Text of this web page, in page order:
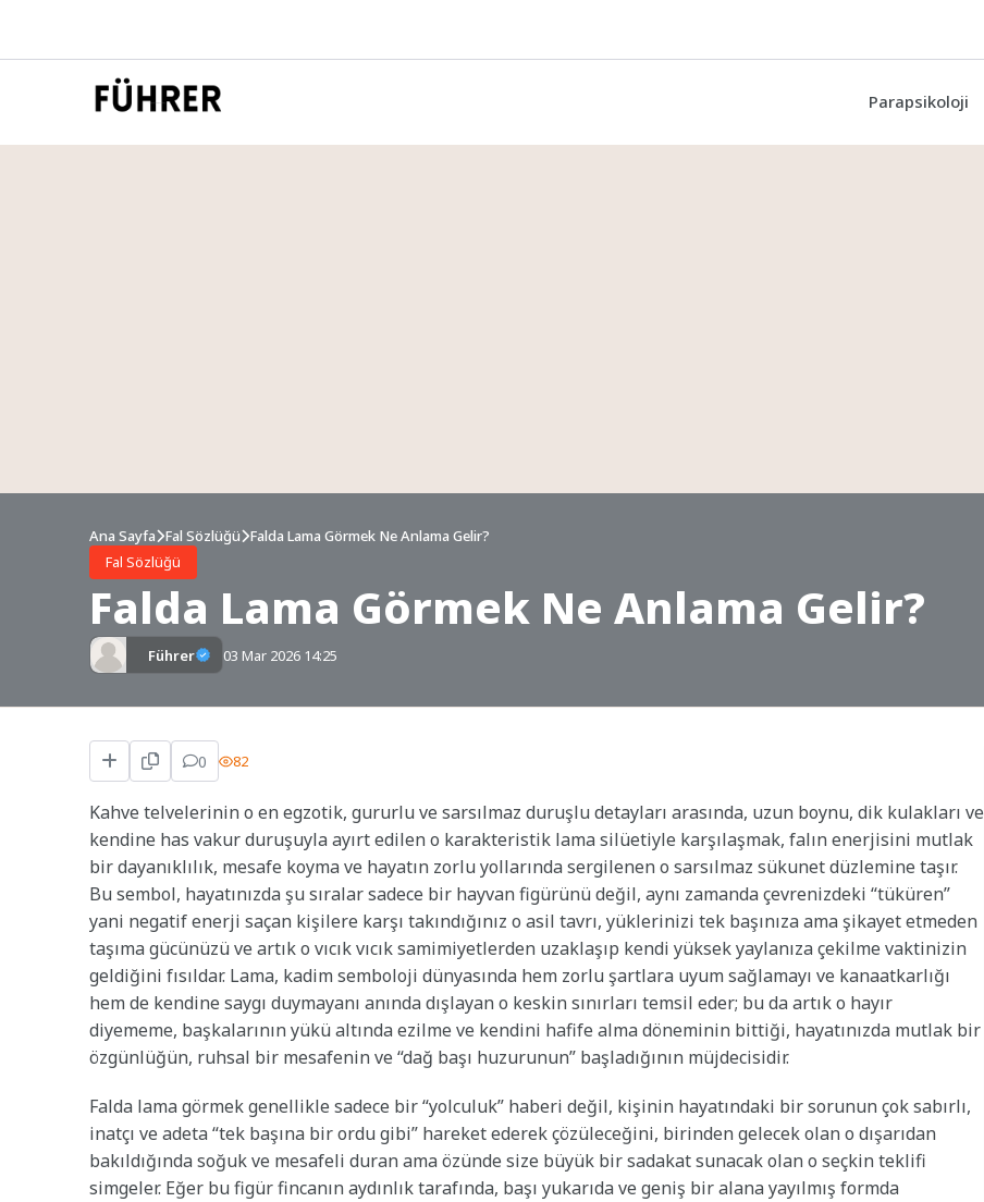
Parapsikoloji
Ana Sayfa Fal Sözlüğü Falda Lama Görmek Ne Anlama Gelir?
Fal Sözlüğü
Falda Lama Görmek Ne Anlama Gelir?
Führer 03 Mar 2026 14:25
0 82
Kahve telvelerinin o en egzotik, gururlu ve sarsılmaz duruşlu detayları arasında, uzun boynu, dik kulakları ve
kendine has vakur duruşuyla ayırt edilen o karakteristik lama silüetiyle karşılaşmak, falın enerjisini mutlak
bir dayanıklılık, mesafe koyma ve hayatın zorlu yollarında sergilenen o sarsılmaz sükunet düzlemine taşır.
Bu sembol, hayatınızda şu sıralar sadece bir hayvan figürünü değil, aynı zamanda çevrenizdeki “tüküren”
yani negatif enerji saçan kişilere karşı takındığınız o asil tavrı, yüklerinizi tek başınıza ama şikayet etmeden
taşıma gücünüzü ve artık o vıcık vıcık samimiyetlerden uzaklaşıp kendi yüksek yaylanıza çekilme vaktinizin
geldiğini fısıldar. Lama, kadim semboloji dünyasında hem zorlu şartlara uyum sağlamayı ve kanaatkarlığı
hem de kendine saygı duymayanı anında dışlayan o keskin sınırları temsil eder; bu da artık o hayır
diyememe, başkalarının yükü altında ezilme ve kendini hafife alma döneminin bittiği, hayatınızda mutlak bir
özgünlüğün, ruhsal bir mesafenin ve “dağ başı huzurunun” başladığının müjdecisidir.
Falda lama görmek genellikle sadece bir “yolculuk” haberi değil, kişinin hayatındaki bir sorunun çok sabırlı,
inatçı ve adeta “tek başına bir ordu gibi” hareket ederek çözüleceğini, birinden gelecek olan o dışarıdan
bakıldığında soğuk ve mesafeli duran ama özünde size büyük bir sadakat sunacak olan o seçkin teklifi
simgeler. Eğer bu figür fincanın aydınlık tarafında, başı yukarıda ve geniş bir alana yayılmış formda